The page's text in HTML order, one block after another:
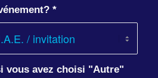
*
vous avez choisi "Autre"